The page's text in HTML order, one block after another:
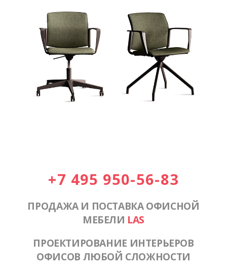
+7 495 950-56-83
ПРОДАЖА И ПОСТАВКА ОФИСНОЙ
МЕБЕЛИ LAS
ПРОЕКТИРОВАНИЕ ИНТЕРЬЕРОВ
ОФИСОВ ЛЮБОЙ СЛОЖНОСТИ